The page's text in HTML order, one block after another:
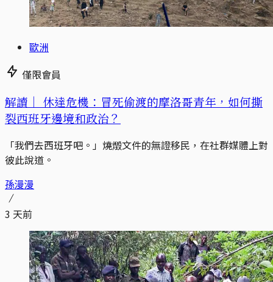
歐洲
僅限會員
解讀｜ 休達危機：冒死偷渡的摩洛哥青年，如何撕
裂西班牙邊境和政治？
「我們去西班牙吧。」燒燬文件的無證移民，在社群媒體上對
彼此說道。
孫漫漫
3 天前